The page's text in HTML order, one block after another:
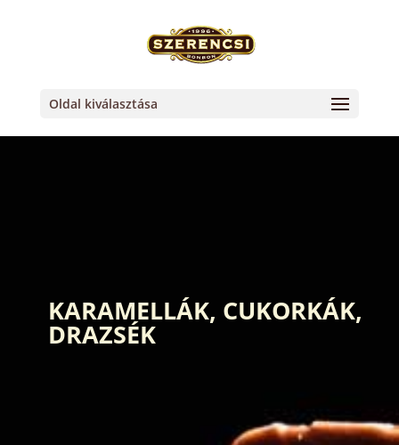
Oldal kiválasztása
KARAMELLÁK, CUKORKÁK,
DRAZSÉK